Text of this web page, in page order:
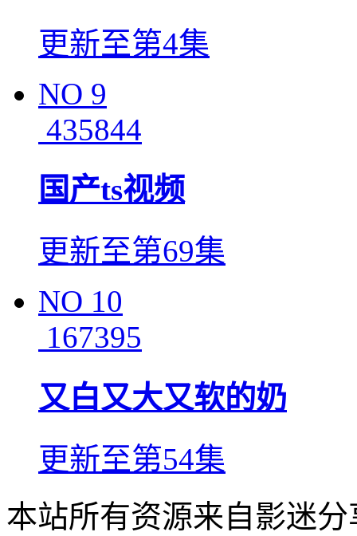
更新至第4集
NO 9
435844
国产ts视频
更新至第69集
NO 10
167395
又白又大又软的奶
更新至第54集
本站所有资源来自影迷